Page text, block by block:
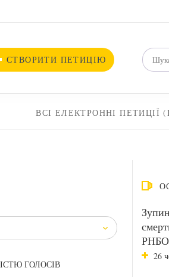
СТВОРИТИ ПЕТИЦІЮ
ВСІ ЕЛЕКТРОННІ ПЕТИЦІЇ
ГОЛОСІВ
РНБО
26